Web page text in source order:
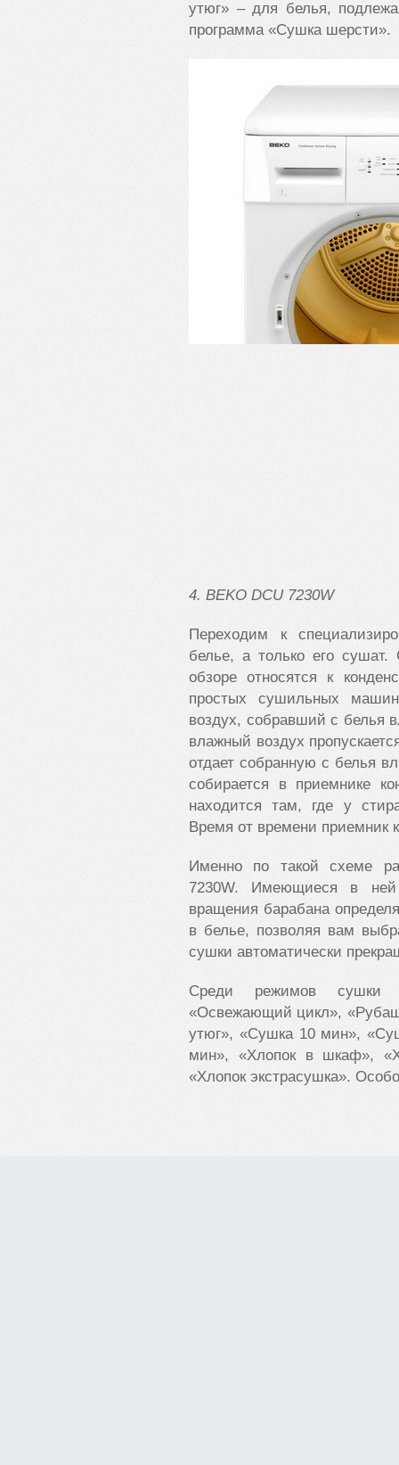
утюг» – для белья,
программа «Сушка шерсти».
4. BEKO DCU7230W
Переходим к
белье, а только его
обзоре относятся к
простых сушильных
воздух, собравший с белья
влажный воздух
отдает собранную с белья
собирается в приемнике
находится там, где у
Время от времени приемник
Именно по такой схеме
7230W. Имеющиеся в
вращения барабана
в белье, позволяя вам
сушки автоматически
Среди режимов сушки
«Освежающий цикл»,
утюг», «Сушка 10 мин»,
мин», «Хлопок в шкаф»,
«Хлопок экстрасушка».